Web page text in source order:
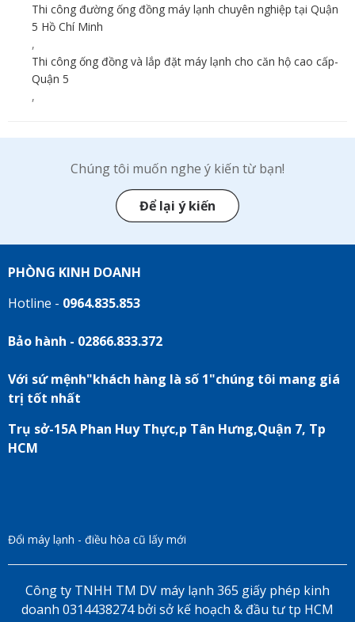
Thi công đường ống đồng máy lạnh chuyên nghiệp tại Quận
5 Hồ Chí Minh
,
Thi công ống đồng và lắp đặt máy lạnh cho căn hộ cao cấp-
Quận 5
,
Chúng tôi muốn nghe ý kiến từ bạn!
Để lại ý kiến
PHÒNG KINH DOANH
Hotline - 0964.835.853
Bảo hành - 02866.833.372
Với sứ mệnh"khách hàng là số 1"chúng tôi mang giá
trị tốt nhất
Trụ sở-15A Phan Huy Thực,p Tân Hưng,Quận 7, Tp
HCM
Đổi máy lạnh - điều hòa cũ lấy mới
Công ty TNHH TM DV máy lạnh 365 giấy phép kinh
doanh 0314438274 bởi sở kế hoạch & đầu tư tp HCM